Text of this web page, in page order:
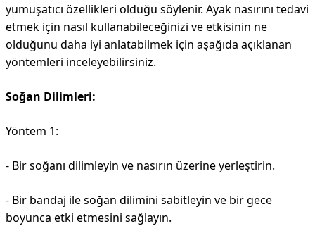
yumuşatıcı özellikleri olduğu söylenir. Ayak nasırını tedavi
etmek için nasıl kullanabileceğinizi ve etkisinin ne
olduğunu daha iyi anlatabilmek için aşağıda açıklanan
yöntemleri inceleyebilirsiniz.
Soğan Dilimleri:
Yöntem 1:
- Bir soğanı dilimleyin ve nasırın üzerine yerleştirin.
- Bir bandaj ile soğan dilimini sabitleyin ve bir gece
boyunca etki etmesini sağlayın.